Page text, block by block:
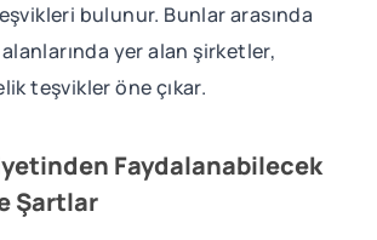
bulunur. Bunlar arasında
yer alan şirketler,
teşvikler öne çıkar.
Faydalanabilecek
Şartlar